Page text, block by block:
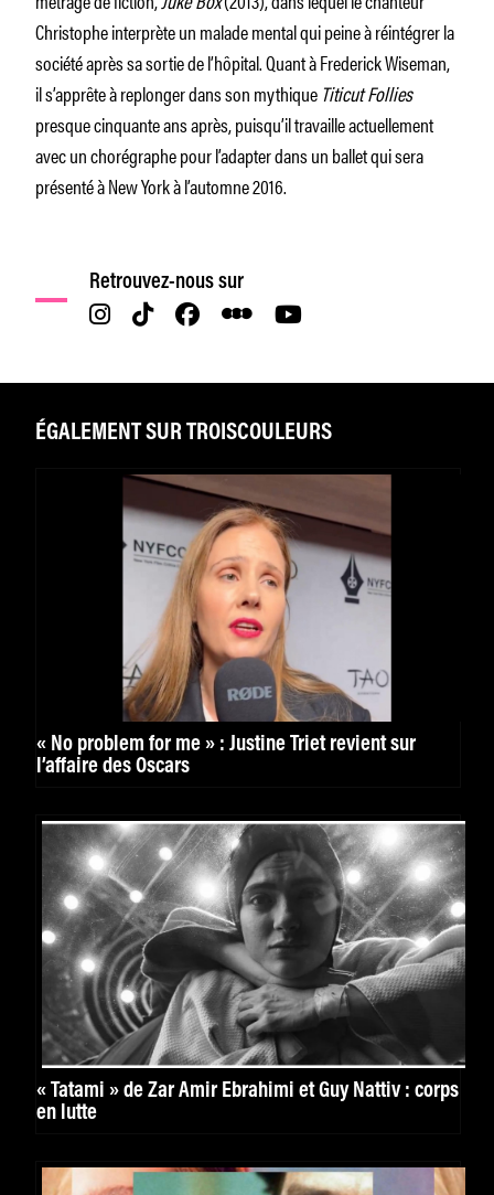
Christophe interprète un malade mental qui peine à réintégrer la
société après sa sortie de l’hôpital. Quant à Frederick Wiseman,
il s’apprête à replonger dans son mythique Titicut Follies
presque cinquante ans après, puisqu’il travaille actuellement
avec un chorégraphe pour l’adapter dans un ballet qui sera
présenté à New York à l’automne 2016.
Retrouvez-nous sur
ÉGALEMENT SUR TROISCOULEURS
« No problem for me » : Justine Triet revient sur
l’affaire des Oscars
« Tatami » de Zar Amir Ebrahimi et Guy Nattiv : corps
en lutte